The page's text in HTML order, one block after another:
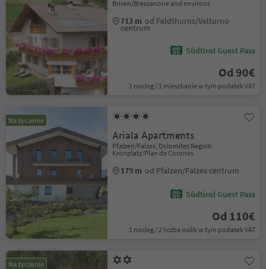
Brixen/Bressanone and environs
713 m od Feldthurns/Velturno
centrum
Südtirol Guest Pass
Od 90€
1 nocleg / 1 mieszkanie w tym podatek VAT
Na życzenie
Ariala Apartments
Pfalzen/Falzes, Dolomites Region
Kronplatz/Plan de Corones
179 m od Pfalzen/Falzes centrum
Südtirol Guest Pass
Od 110€
1 nocleg / 2 liczba osób w tym podatek VAT
Na życzenie